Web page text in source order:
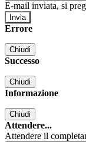
E-mail inviata, si
Errore
Chiudi
Successo
Chiudi
Informazione
Chiudi
Attendere...
Attendere il